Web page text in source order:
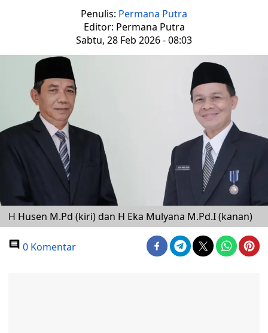
Penulis: Permana Putra
Editor: Permana Putra
Sabtu, 28 Feb 2026 - 08:03
H Husen M.Pd (kiri) dan H Eka Mulyana M.Pd.I (kanan)
0 Komentar